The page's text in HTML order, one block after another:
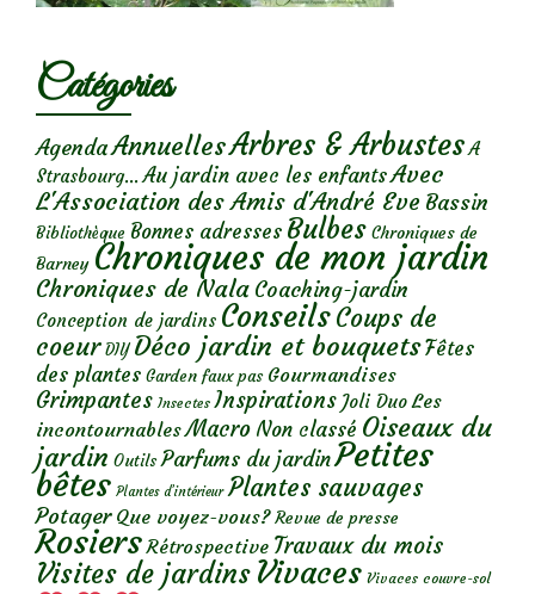
Catégories
AgendaAnnuellesArbres & Arbustes A
Strasbourg... Au jardin avec les enfantsAvec
L'Association des Amis d'André Eve Bassin
Bibliothèque Bonnes adresses Bulbes Chroniques de
Barney Chroniques de mon jardin
Chroniques de Nala Coaching-jardin
Conception de jardins ConseilsCoups de
coeur DIY Déco jardin et bouquetsFêtes
des plantes Garden faux pas Gourmandises
Grimpantes Insectes Inspirations Joli Duo Les
incontournables Macro Non classé Oiseaux du
jardin Outils Parfums du jardinPetites
bêtes Plantes d’intérieur Plantes sauvages
Potager Que voyez-vous? Revue de presse
Rosiers Rétrospective Travaux du mois
Visites de jardins Vivaces Vivaces couvre-sol